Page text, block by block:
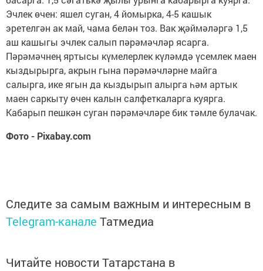
Эчлек өчен: яшел суган, 4 йомырка, 4-5 кашык
эретелгән ак май, чама белән тоз. Вак җәймәләргә 1,5
аш кашыгы эчлек салып пәрәмәчләр ясарга.
Пәрәмәчнең яртысы күмелерлек күләмдә үсемлек маен
кыздырырга, акрын гына пәрәмәчләрне майга
салырга, ике ягын да кыздырып алырга һәм артык
маен саркыту өчен калын салфеткаларга куярга.
Кабарып пешкән суган пәрәмәчләре бик тәмле булачак.
Фото - Pixabay.com
Следите за самым важным и интересным в
Telegram-канале Татмедиа
Читайте новости Татарстана в